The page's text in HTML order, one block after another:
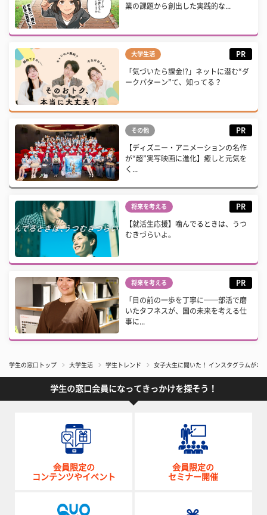
業の課題から創出した実践的な...
大学生活 PR
「気づいたら課金!?」ネットに潜む“ダ
ークパターン”て、知ってる？
その他 PR
【ディズニー・アニメーションの名作
が“超”実写映画に進化】癒しと元気を
く...
将来を考える PR
【就活生応援】噛んでるときは、うつ
むきづらいよ。
将来を考える PR
「目の前の一歩を丁寧に──部活で磨
いたタフネスが、国の未来を考える仕
事に...
学生の窓口トップ 大学生活 学生トレンド 女子大生に聞いた！ インスタグラムがオ
学生の窓口会員になってきっかけを探そう！
会員限定の
コンテンツやイベント
会員限定の
セミナー開催